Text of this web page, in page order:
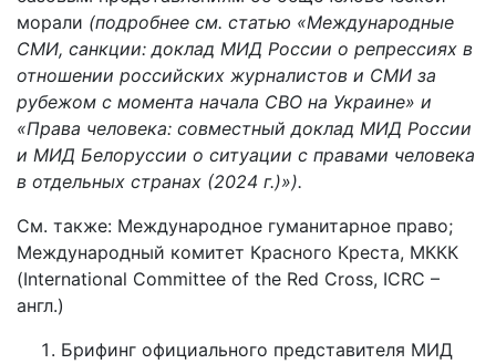
морали (подробнее см. статью «Международные
СМИ, санкции: доклад МИД России о репрессиях в
отношении российских журналистов и СМИ за
рубежом с момента начала СВО на Украине» и
«Права человека: cовместный доклад МИД России
и МИД Белоруссии о ситуации с правами человека
в отдельных странах (2024 г.)»).
См. также: Международное гуманитарное право;
Международный комитет Красного Креста, МККК
(International Committee of the Red Cross, ICRC –
англ.)
Брифинг официального представителя МИД